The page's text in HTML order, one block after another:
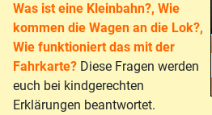
Was ist eine Kleinbahn?, Wie
kommen die Wagen an die Lok?,
Wie funktioniert das mit der
Fahrkarte? Diese Fragen werden
euch bei kindgerechten
Erklärungen beantwortet.